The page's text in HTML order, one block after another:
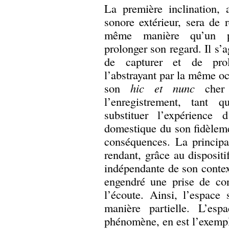
La première inclination,
sonore extérieur, sera de
même manière qu’un
prolonger son regard. Il
de capturer et de
l’abstrayant par la même
sonhic et nunc
l’enregistrement, tant
substituer l’expérience
domestique du son
conséquences. La
rendant, grâce au
indépendante de son
engendré une prise de
l’écoute. Ainsi, l’espace
manière partielle.
phénomène, en est